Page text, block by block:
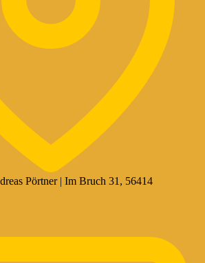
Pörtner | Im Bruch 31, 56414